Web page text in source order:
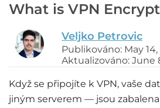
What is VPN
Veljko Petrovic
Publikováno: May
Aktualizováno: June
Když se připojíte k VPN, vaše
jiným serverem — jsou